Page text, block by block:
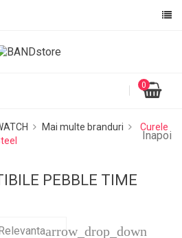
0
Inapoi
Mai multe branduri
Curele
PEBBLE TIME
arrow_drop_down